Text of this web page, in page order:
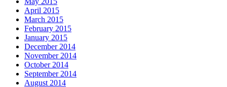
April 2015
March 2015
February 2015
January 2015
December 2014
November 2014
October 2014
September 2014
August 2014